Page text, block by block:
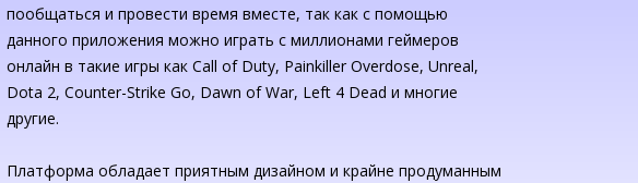
пообщаться и провести время вместе, так как с помощью
данного приложения можно играть с миллионами геймеров
онлайн в такие игры как Call of Duty, Painkiller Overdose, Unreal,
Dota 2, Counter-Strike Go, Dawn of War, Left 4 Dead и многие
другие.
Платформа обладает приятным дизайном и крайне продуманным